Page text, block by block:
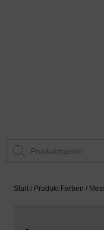
Start / Produkt Farben /